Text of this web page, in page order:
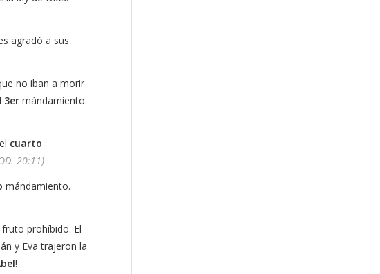
agradó a sus
no iban a morir
3ermándamiento.
cuarto
20:11)
mándamiento.
prohíbido. El
y Eva trajeron la
!